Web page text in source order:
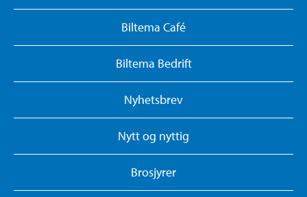
Biltema Café
Biltema Bedrift
Nyhetsbrev
Nytt og nyttig
Brosjyrer